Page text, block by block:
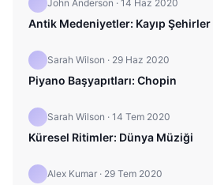
John Anderson · 14 Haz 2020
Antik Medeniyetler: Kayıp Şehirler
Sarah Wilson · 29 Haz 2020
Piyano Başyapıtları: Chopin
Sarah Wilson · 14 Tem 2020
Küresel Ritimler: Dünya Müziği
Alex Kumar · 29 Tem 2020